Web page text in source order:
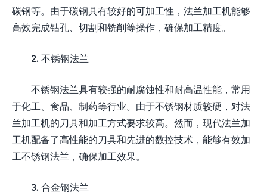
碳钢等。由于碳钢具有较好的可加工性，法兰加工机能够
高效完成钻孔、切割和铣削等操作，确保加工精度。
2. 不锈钢法兰
不锈钢法兰具有较强的耐腐蚀性和耐高温性能，常用
于化工、食品、制药等行业。由于不锈钢材质较硬，对法
兰加工机的刀具和加工方式要求较高。然而，现代法兰加
工机配备了高性能的刀具和先进的数控技术，能够有效加
工不锈钢法兰，确保加工效果。
3. 合金钢法兰